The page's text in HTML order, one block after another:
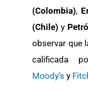
(Colombia),
(Chile) y
observar que
calificada
Moody’s y